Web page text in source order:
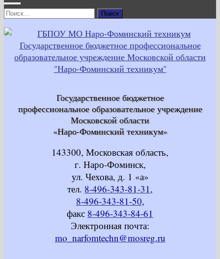
Найти:
Государственное бюджетное
профессиональное образовательное учреждение
Московской области
«Наро-Фоминский техникум»
143300, Московская область,
г. Наро-Фоминск,
ул. Чехова, д. 1 «а»
тел. 8-496-343-81-31,
8-496-343-81-50,
факс 8-496-343-84-61
Электронная почта:
mo_narfomtechn@mosreg.ru